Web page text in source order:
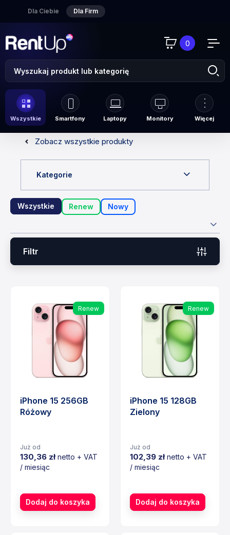
Dla Ciebie Dla Firm
0
Wszystkie Smartfony Laptopy Monitory Więcej
Zobacz wszystkie produkty
Kategorie
Wszystkie Renew Nowy
Filtr
Renew
iPhone 15 256GB
Różowy
Już od
130,36 złnetto + VAT
/ miesiąc
Dodaj do koszyka
Renew
iPhone 15 128GB
Zielony
Już od
102,39 złnetto + VAT
/ miesiąc
Dodaj do koszyka